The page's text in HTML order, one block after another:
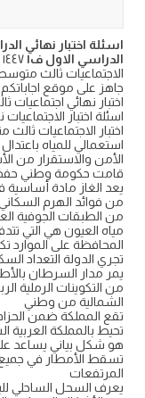
اسئلة اختبار نهائي
الدراسي الاول ف١
جاهز على موقع اجاباتكم
اختبار نهائي اجتماعيات
اسئلة اختبار الاجتماعيات
اختبار الاجتماعيات
استعمالي للمياه
الأمن والاستقرار من
قامت حكومة وطني
يعد الغاز مادة أساسية
من فوائد الهرم
من الطبقات الجوفية
مياه العيون هي التي
المحافظة على الموارد
تجري الدولة التعداد
يمر مدار السرطان
من التكوينات الرملية
الشمالية من وطني
تقع المملكة ضمن
تحيط بالمملكة
هو شكل بياني يساعد
تسقط الأمطار في
المرتفعات
يعرف السحل الساحلي